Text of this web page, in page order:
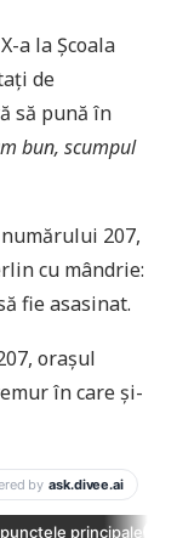
a la Școala
de
să pună în
bun, scumpul
207,
cu mândrie:
fie asasinat.
orașul
în care și-